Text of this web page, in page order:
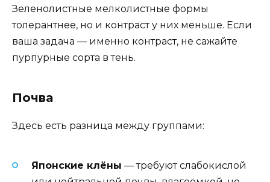
Зеленолистные мелколистные формы
толерантнее, но и контраст у них меньше. Если
ваша задача — именно контраст, не сажайте
пурпурные сорта в тень.
Почва
Здесь есть разница между группами:
Японские клёны — требуют слабокислой